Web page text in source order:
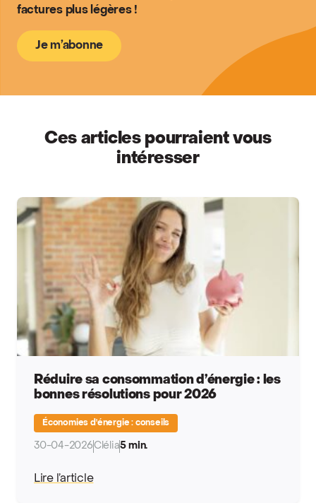
factures plus légères !
Je m’abonne
Ces articles pourraient vous
intéresser
Réduire sa consommation d’énergie : les
bonnes résolutions pour 2026
Économies d'énergie : conseils
30-04-2026Clélia5 min.
Lire l’article